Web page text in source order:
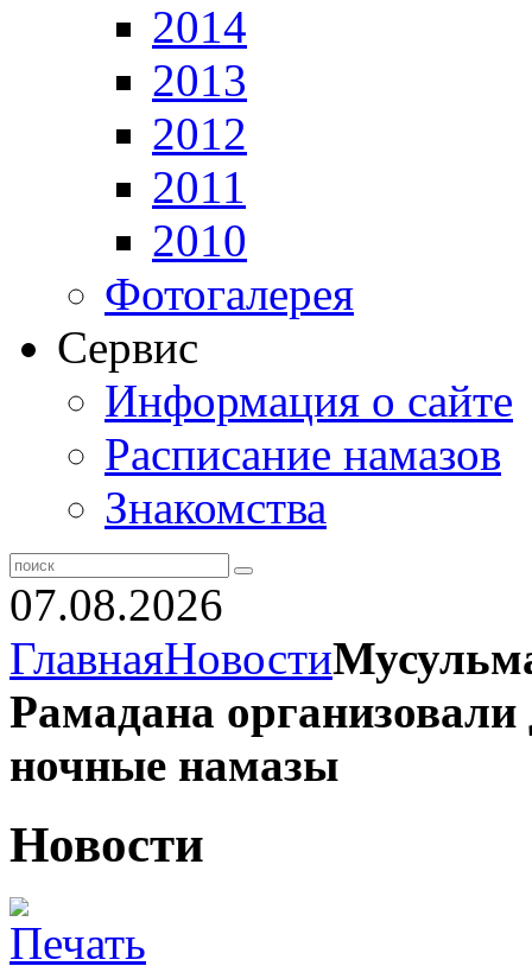
2014
2013
2012
2011
2010
Фотогалерея
Сервис
Информация о сайте
Расписание намазов
Знакомства
07.08.2026
ГлавнаяНовости
Рамадана
ночные намазы
Новости